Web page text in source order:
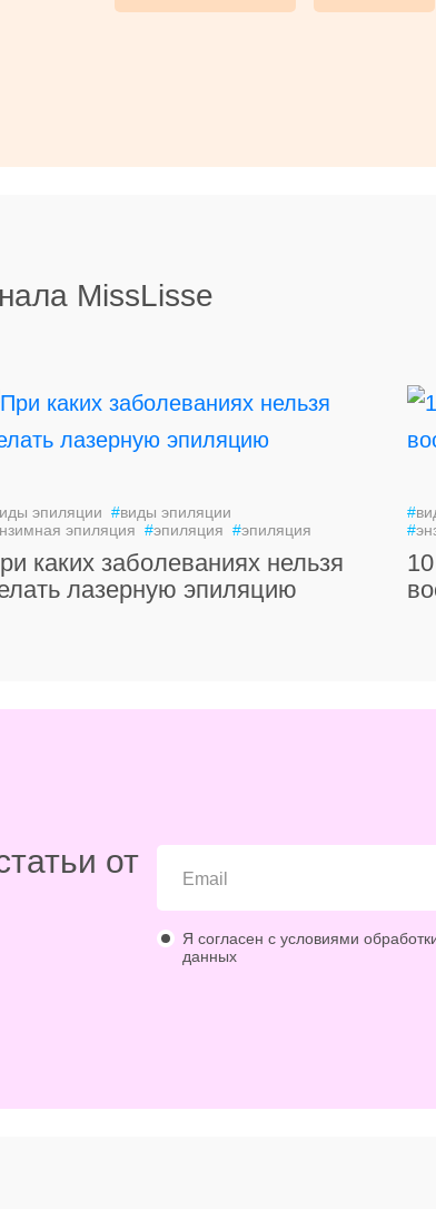
MissLisse
эпиляции #виды эпиляции
эпиляция #эпиляция #эпиляция
каких заболеваниях нельзя
лазерную эпиляцию
#
#
от
Я согласен с условиями
данных